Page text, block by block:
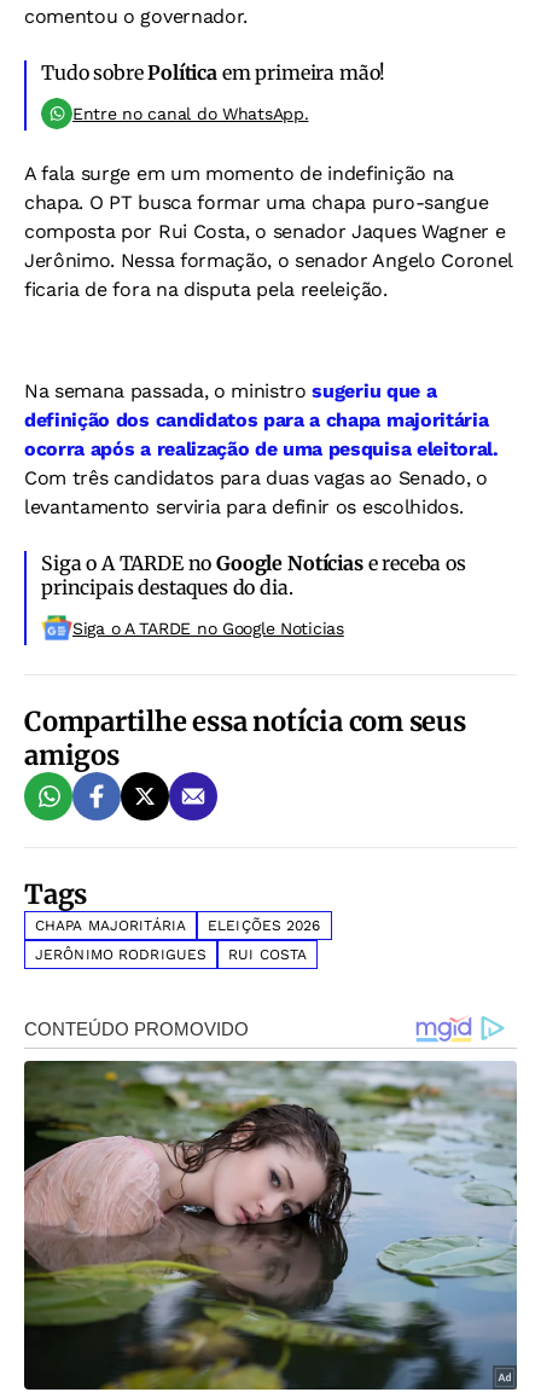
comentou o governador.
Tudo sobrePolítica em primeira mão!
Entre no canal do WhatsApp.
A fala surge em um momento de indefinição na
chapa. O PT busca formar uma chapa puro-sangue
composta por Rui Costa, o senador Jaques Wagner e
Jerônimo. Nessa formação, o senador Angelo Coronel
ficaria de fora na disputa pela reeleição.
Na semana passada, o ministro sugeriu que a
definição dos candidatos para a chapa majoritária
ocorra após a realização de uma pesquisa eleitoral.
Com três candidatos para duas vagas ao Senado, o
levantamento serviria para definir os escolhidos.
Siga o A TARDE noGoogle Notíciase receba os
principais destaques do dia.
Siga o A TARDE no Google Noticias
Compartilhe essa notícia com seus
amigos
Tags
CHAPA MAJORITÁRIA
ELEIÇÕES 2026
JERÔNIMO RODRIGUES
RUI COSTA